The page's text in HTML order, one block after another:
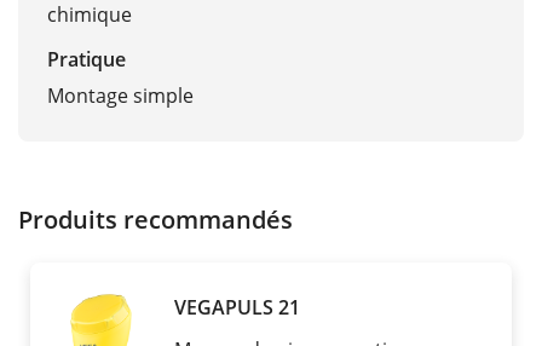
chimique
Pratique
Montage simple
Produits recommandés
VEGAPULS 21